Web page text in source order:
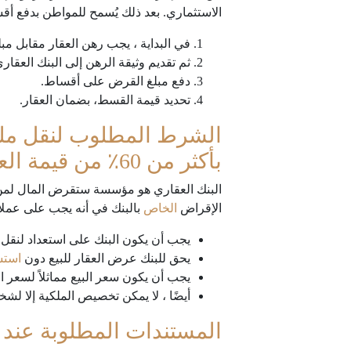
الاستثماري. بعد ذلك يُسمح للمواطن بدفع
في البداية ، يجب رهن العقار مقابل
ثم تقديم وثيقة الرهن إلى البنك
دفع مبلغ القرض على أقساط.
تحديد قيمة القسط، بضمان العقار.
الشرط المطلوب لنقل
بأكثر من 60٪ من قيمة العقار.
البنك العقاري هو مؤسسة ستقرض المال
الإقراض الخاص بالبنك في أنه يجب على
يجب أن يكون البنك على استعداد
يحق للبنك عرض العقار للبيع دون
يجب أن يكون سعر البيع مماثلاً
أيضًا ، لا يمكن تخصيص الملكية إلا
المستندات المطلوبة